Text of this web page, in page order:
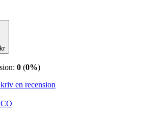
0 (0%)
en recension